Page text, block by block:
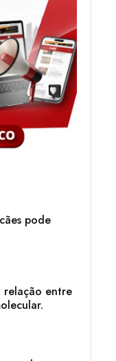
pode
relação entre